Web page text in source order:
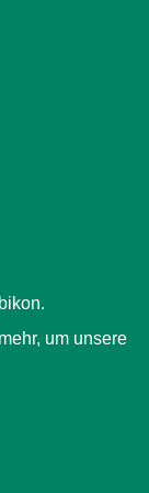
um unsere